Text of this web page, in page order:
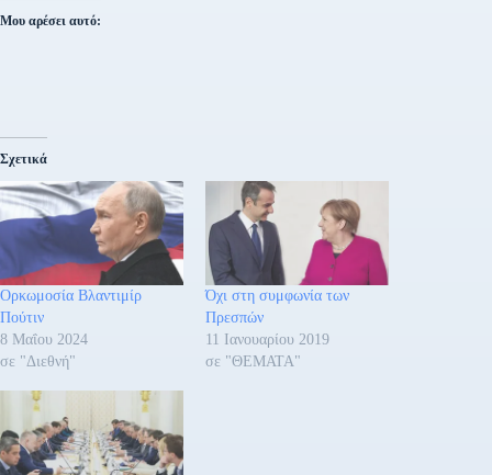
Μου αρέσει αυτό:
Σχετικά
Ορκωμοσία Βλαντιμίρ
Πούτιν
8 Μαΐου 2024
σε "Διεθνή"
Όχι στη συμφωνία των
Πρεσπών
11 Ιανουαρίου 2019
σε "ΘΕΜΑΤΑ"